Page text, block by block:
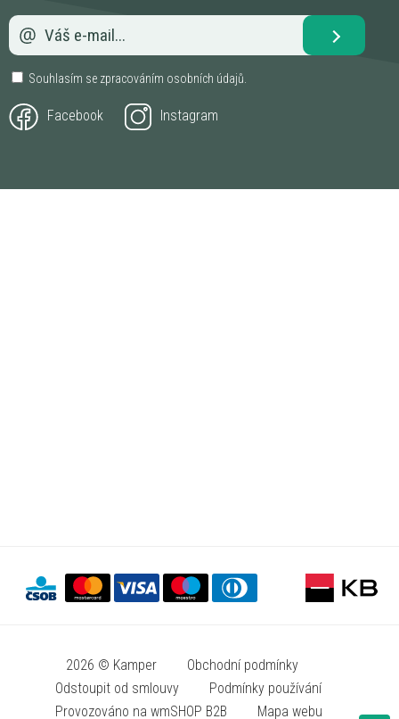
Souhlasím se zpracováním osobních údajů.
Facebook Instagram
2026 © Kamper
Obchodní podmínky
Odstoupit od smlouvy
Podmínky používání
Provozováno na wmSHOP B2B
Mapa webu